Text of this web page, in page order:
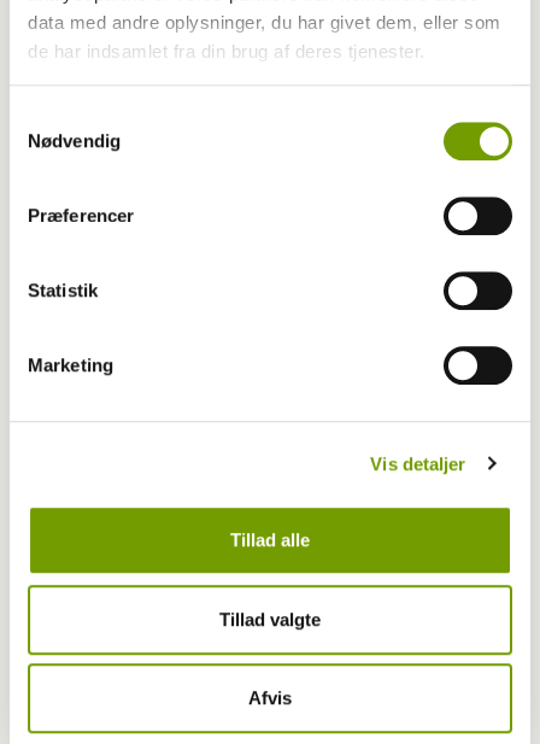
data med andre oplysninger, du har givet dem, eller som
de har indsamlet fra din brug af deres tjenester.
Nødvendig
Præferencer
Statistik
Marketing
Vis detaljer
Tillad alle
Tillad valgte
Afvis
Hvorfor graver hunden i kurven?
Første bichon havanais med BH-titel